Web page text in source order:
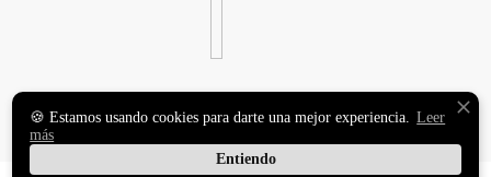
VINILOS DECORATIVOS
Y FOTOMURALES
PREMIUM
Copyright © 2026 MasqueVinilo
🍪 Estamos usando cookies para darte una mejor experiencia. Leer
más
Entiendo